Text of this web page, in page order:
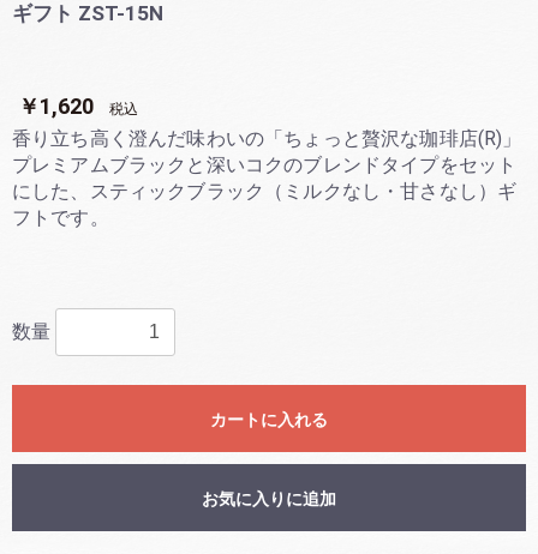
ギフト ZST-15N
￥1,620 税込
香り立ち高く澄んだ味わいの「ちょっと贅沢な珈琲店(R)」
プレミアムブラックと深いコクのブレンドタイプをセット
にした、スティックブラック（ミルクなし・甘さなし）ギ
フトです。
数量
カートに入れる
お気に入りに追加